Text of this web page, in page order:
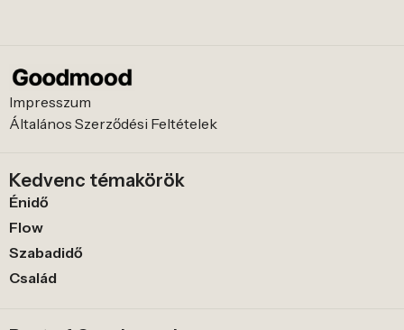
Impresszum
Általános Szerződési Feltételek
Kedvenc témakörök
Énidő
Flow
Szabadidő
Család